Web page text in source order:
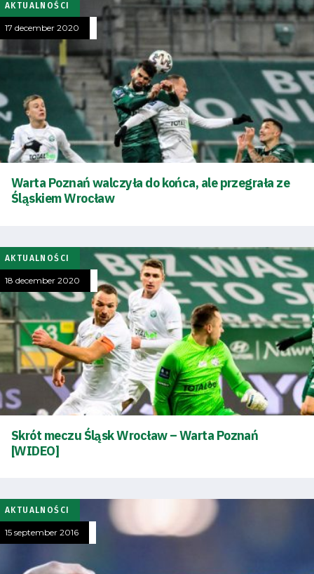
AKTUALNOŚCI
17 december 2020
Warta Poznań walczyła do końca, ale przegrała ze
Śląskiem Wrocław
AKTUALNOŚCI
18 december 2020
Skrót meczu Śląsk Wrocław – Warta Poznań
[WIDEO]
AKTUALNOŚCI
15 september 2016